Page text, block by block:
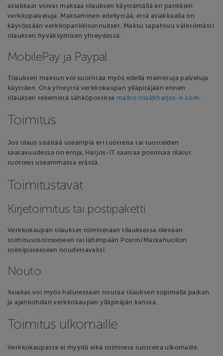
asiakkaat voivat maksaa tilauksen käyttämällä eri pankkien
verkkopalveluja. Maksaminen edellyttää, että asiakkaalla on
käytössään verkkopankkitunnukset. Maksu tapahtuu välittömästi
tilauksen hyväksymisen yhteydessä.
MobilePay ja Paypal
Tilauksen maksun voi suorittaa myös edellä mainittuja palveluja
käyttäen. Ota yhteyttä verkkokaupan ylläpitäjään ennen
tilauksen tekemistä sähköpostitse mailto:ossi@harjos-it.com.
Toimitus
Jos tilaus sisältää useampia eri tuotteita tai tuotteiden
saatavuudessa on eroja, Harjos-IT saattaa postittaa tilatut
tuotteet useammassa erässä.
Toimitustavat
Kirjetoimitus tai postipaketti
Verkkokaupan tilaukset toimitetaan tilauksessa olevaan
toimitusosoitteeseen tai lähimpään Postin/Matkahuollon
toimipisteeseen noudettavaksi.
Nouto
Asiakas voi myös halutessaan noutaa tilauksen sopimalla paikan
ja ajankohdan verkkokaupan ylläpitäjän kanssa.
Toimitus ulkomaille
Verkkokaupasta ei myydä eikä toimiteta tuotteita ulkomaille.